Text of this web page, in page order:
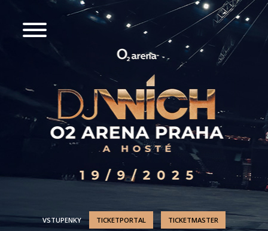
VSTUPENKY TICKETPORTAL TICKETMASTER